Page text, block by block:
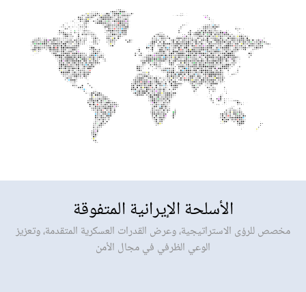
الأسلحة الإيرانية المتفوقة
مخصص للرؤى الاستراتيجية، وعرض القدرات العسكرية المتقدمة، وتعزيز
الوعي الظرفي في مجال الأمن